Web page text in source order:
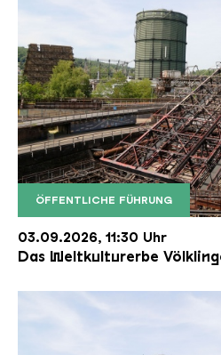
ÖFFENTLICHE FÜHRUNG
Der Erzschrägaufzug der
Copyright: Weltkulturerbe
03.09.2026, 11:30 Uhr
Das Weltkulturerbe